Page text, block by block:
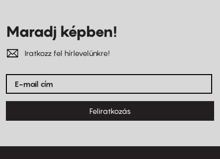
Maradj képben!
Iratkozz fel hírlevelünkre!
Feliratkozás